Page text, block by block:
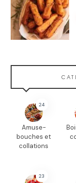
24
Amuse-
bouches et
collations
23